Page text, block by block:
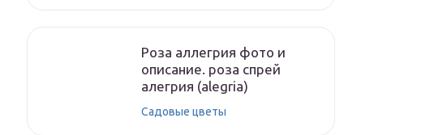
Роза аллегрия фото и
описание. роза спрей
алегрия (alegria)
Садовые цветы